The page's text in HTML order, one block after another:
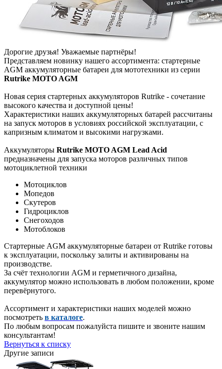
Дорогие друзья! Уважаемые партнёры!
Представляем новинку нашего ассортимента: стартерные
AGM аккумуляторные батареи для мототехники из серии
Rutrike MOTO AGM
Новая серия стартерных аккумуляторов Rutrike - сочетание
высокого качества и доступной цены!
Характеристики наших аккумуляторных батарей рассчитаны
на запуск моторов в условиях российской эксплуатации, с
капризным климатом и высокими нагрузками.
Аккумуляторы Rutrike MOTO AGM Lead Acid
предназначены для запуска моторов различных типов
мотоциклетной техники
Мотоциклов
Мопедов
Скутеров
Гидроциклов
Снегоходов
Мотоблоков
Стартерные AGM аккумуляторные батареи от Rutrike готовы
к эксплуатации, поскольку залиты и активированы на
производстве.
За счёт технологии AGM и герметичного дизайна,
аккумулятор можно использовать в любом положении, кроме
перевёрнутого.
Ассортимент и характеристики наших моделей можно
посмотреть в каталоге.
По любым вопросам пожалуйста пишите и звоните нашим
консультантам!
Вернуться к списку
Другие записи